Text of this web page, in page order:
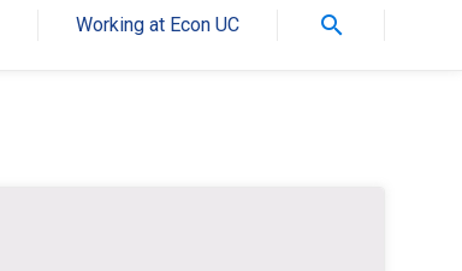
Working at Econ UC search